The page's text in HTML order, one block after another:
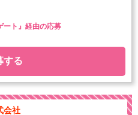
する
ート』経由の応募
会社